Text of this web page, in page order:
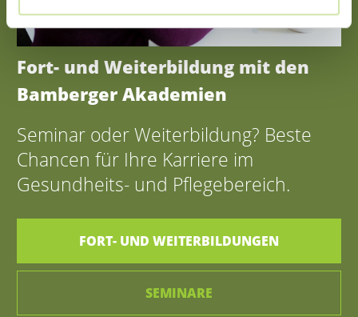
Fort- und Weiterbildung mit den
Bamberger Akademien
Seminar oder Weiterbildung? Beste
Chancen für Ihre Karriere im
Gesundheits- und Pflegebereich.
FORT- UND WEITERBILDUNGEN
SEMINARE